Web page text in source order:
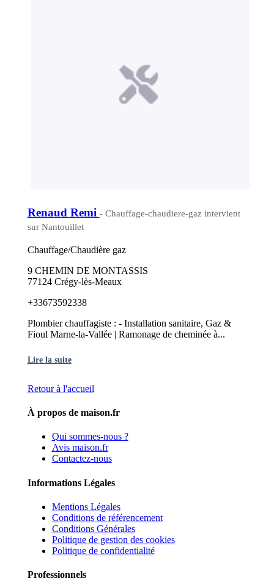
Renaud Remi - Chauffage-chaudiere-gaz intervient
sur Nantouillet
Chauffage/Chaudière gaz
9 CHEMIN DE MONTASSIS
77124 Crégy-lès-Meaux
+33673592338
Plombier chauffagiste : - Installation sanitaire, Gaz &
Fioul Marne-la-Vallée | Ramonage de cheminée à...
Lire la suite
Retour à l'accueil
À propos de maison.fr
Qui sommes-nous ?
Avis maison.fr
Contactez-nous
Informations Légales
Mentions Légales
Conditions de référencement
Conditions Générales
Politique de gestion des cookies
Politique de confidentialité
Professionnels